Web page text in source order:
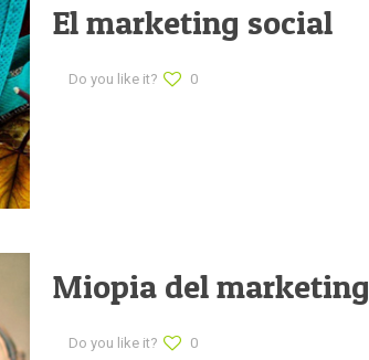
El marketing social
Do you like it? 0
Miopia del marketing
Do you like it? 0